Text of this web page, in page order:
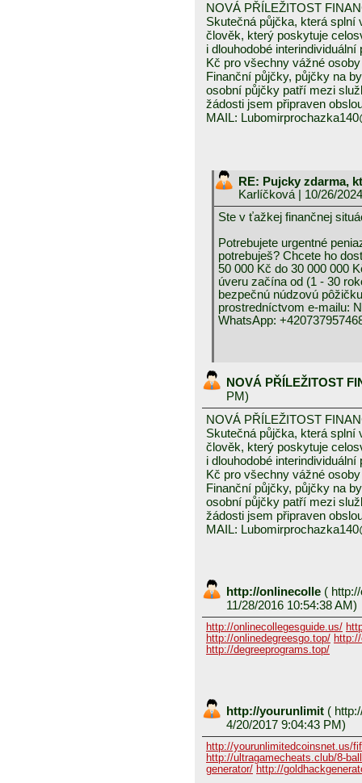
NOVÁ PŘÍLEŽITOST
Skutečná půjčka, která
člověk, který poskytuje
i dlouhodobé
Kč pro všechny vážné
Finanční půjčky, půjčky na
osobní půjčky patří mezi
žádosti jsem připraven
MAIL:
RE: Pujcky zdarma,
Karlíčková | 10/26/
Ste v ťažkej finančnej
Potrebujete urgentné
potrebuješ? Chcete ho
50 000 Kč do 30 000 000
úveru začína od (1 - 30
bezpečnú núdzovú
prostredníctvom e-mailu:
WhatsApp:
NOVÁ PŘÍLEŽITOST
PM)
NOVÁ PŘÍLEŽITOST
Skutečná půjčka, která
člověk, který poskytuje
i dlouhodobé
Kč pro všechny vážné
Finanční půjčky, půjčky na
osobní půjčky patří mezi
žádosti jsem připraven
MAIL:
http://onlinecolle (
11/28/2016 10:54:38 AM)
http://onlinecollegesguide.us/
http://onlinedegreesgo.top/
http://degreeprograms.top/
http://yourunlimit (
4/20/2017 9:04:43 PM)
http://yourunlimitedcoinsnet.us/
http://ultragamecheats.club/8-
generator/ http://